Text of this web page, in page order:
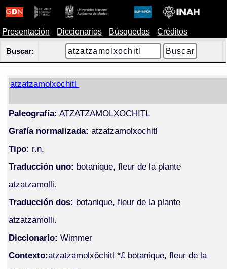
Presentación Diccionarios Búsquedas Créditos
Buscar:
atzatzamolxochitl
Paleografía: ATZATZAMOLXOCHITL
Grafía normalizada: atzatzamolxochitl
Tipo: r.n.
Traducción uno: botanique, fleur de la plante
atzatzamolli.
Traducción dos: botanique, fleur de la plante
atzatzamolli.
Diccionario: Wimmer
Contexto:atzatzamolxôchitl *£ botanique, fleur de la